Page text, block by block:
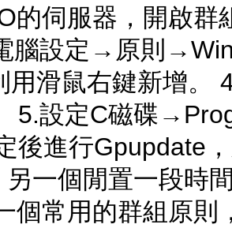
的伺服器，開啟
腦設定→原則
用滑鼠右鍵新增。
5.設定C磁碟
後進行Gpupdate
一個閒置一段時
個常用的群組原